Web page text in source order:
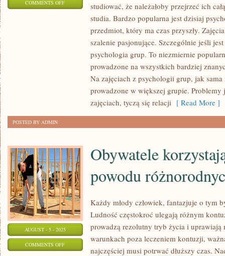
COMMENTS OFFON
KŁOPOTAMI,
ZATEM
ZAWÓD
studiować, że należałoby przejrzeć ich
studia. Bardzo popularna jest dzisiaj
przedmiot, który ma czas przyszły.
szalenie pasjonujące. Szczególnie jeśli
psychologia grup. To niezmiernie
prowadzone na wszystkich bardziej
Na zajęciach z psychologii grup, jak
prowadzone w większej grupie. Problemy
zajęciach, tyczą się relacji [ Read More ]
POSTED BY ADMIN
AUGUST - 5 - 2025
COMMENTS OFFON
Obywatele
powodu
Każdy młody człowiek, fantazjuje o tym
Ludność częstokroć ulegają różnym
prowadzą rezolutny tryb życia i uprawiają
warunkach poza leczeniem kontuzji,
najczęściej musi potrwać dłuższy czas.